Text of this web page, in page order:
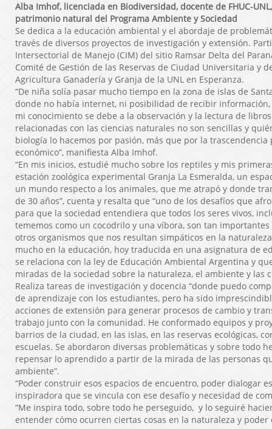
Alba Imhof, licenciada en Biodiversidad, docente de FHUC-
patrimonio natural del Programa Ambiente y Sociedad
Se dedica a la educación ambiental y el abordaje de
través de diversos proyectos de investigación y extensión.
Intersectorial de Manejo (CIM) del sitio Ramsar Delta del
Comité de Gestión de las Reservas de Ciudad Universitaria y
Agricultura Ganadería y Granja de la UNL en Esperanza.
“De niña solía pasar mucho tiempo en la zona de islas de
donde no había internet, ni posibilidad de recibir
mi conocimiento se debe a la observación y la lectura de
relacionadas con las ciencias naturales no son sencillas y
biología lo hacemos por pasión, más que por la
económico”, manifiesta Alba Imhof.
“En mis inicios, estudié mucho sobre los reptiles y mis
estación zoológica experimental Granja La Esmeralda, un
un mundo respecto a los animales, que me atrapó y donde
de 30 años”, cuenta y resalta que “uno de los desafíos que
para que la sociedad entendiera que todos los seres vivos,
tememos como un cocodrilo y una víbora, son tan
otros organismos que nos resultan simpáticos en la
mucho en la educación, hoy traducida en una asignatura de
se relaciona con la ley de Educación Ambiental Argentina y
miradas de la sociedad sobre la naturaleza, el ambiente y las
Realiza tareas de investigación y docencia “donde puedo
de aprendizaje con los estudiantes, pero ha sido
acciones de extensión para generar procesos de cambio y
trabajo junto con la comunidad. He conformado equipos y
barrios de la ciudad, en las islas, en las reservas ecológicas,
escuelas. Se abordaron diversas problemáticas y sobre todo
repensar lo aprendido a partir de la mirada de las personas
ambiente”.
“Poder construir esos espacios de encuentro, poder dialogar
inspiradora que se vincula con ese desafío y necesidad de
“Me inspira todo, sobre todo he perseguido, y lo seguiré
entender cómo ocurren ciertas cosas en la naturaleza y poder